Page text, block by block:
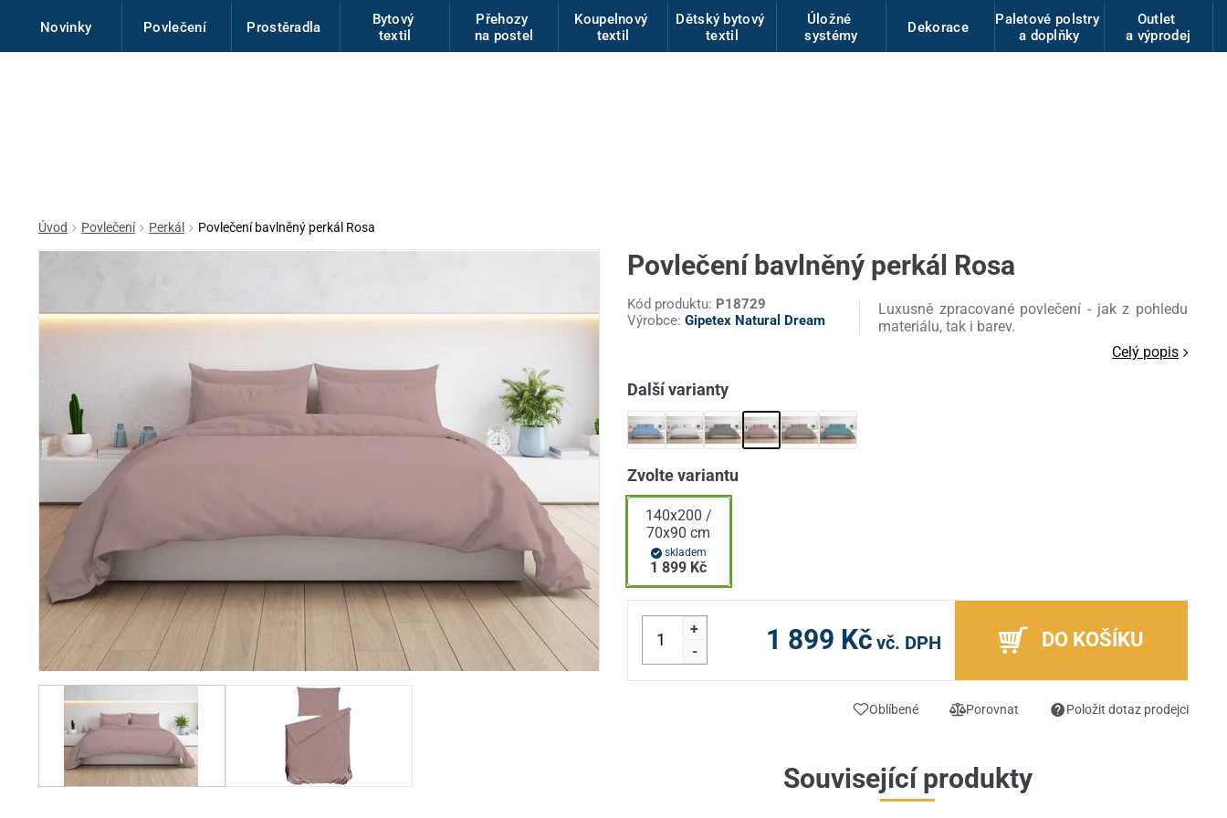
Novinky Povlečení Prostěradla
Bytový
textil
Přehozy
na postel
Koupelnový
textil
Dětský bytový
textil
Úložné
systémy
Dekorace
Paletové polstry
a doplňky
Outlet
a výprodej
Úvod Povlečení Perkál Povlečení bavlněný perkál Rosa
Povlečení bavlněný perkál Rosa
Kód produktu: P18729
Výrobce: Gipetex Natural Dream
Luxusně zpracované povlečení - jak z pohledu
materiálu, tak i barev.
Celý popis
Další varianty
Zvolte variantu
140x200 /
70x90 cm
skladem
1 899 Kč
+
-
1 899 Kč vč. DPH DO KOŠÍKU
Oblíbené Porovnat Položit dotaz prodejci
Související produkty